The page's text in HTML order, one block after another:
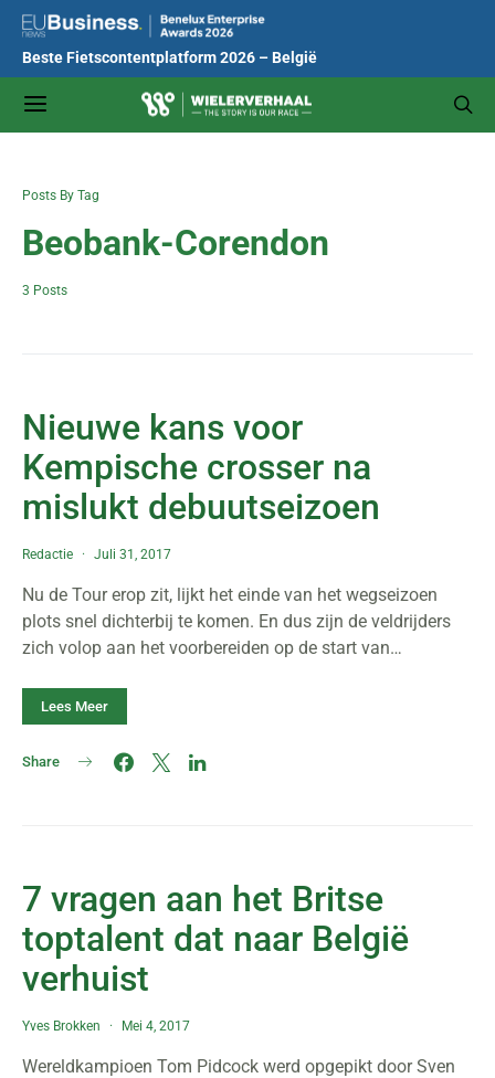
Beste Fietscontentplatform 2026 – België
Posts By Tag
Beobank-Corendon
3 Posts
Nieuwe kans voor
Kempische crosser na
mislukt debuutseizoen
Redactie Juli 31, 2017
Nu de Tour erop zit, lijkt het einde van het wegseizoen
plots snel dichterbij te komen. En dus zijn de veldrijders
zich volop aan het voorbereiden op de start van…
Lees Meer
Share
7 vragen aan het Britse
toptalent dat naar België
verhuist
Yves Brokken Mei 4, 2017
Wereldkampioen Tom Pidcock werd opgepikt door Sven